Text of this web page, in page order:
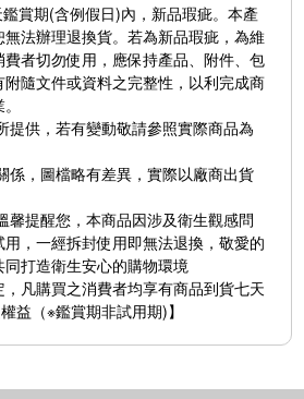
鑑賞期(含例假日)內，新品瑕疵。本產
法辦理退換貨。若為新品瑕疵，為維
者切勿使用，應保持產品、附件、包
隨文件或資料之完整性，以利完成商
提供，若有變動敬請參照實際商品為
係，圖檔略有差異，實際以廠商出貨
馨提醒您，本商品因涉及衛生觀感問
，一經拆封使用即無法退換，敬愛的
打造衛生安心的購物環境
，凡購買之消費者均享有商品到貨七天
益（※鑑賞期非試用期)】